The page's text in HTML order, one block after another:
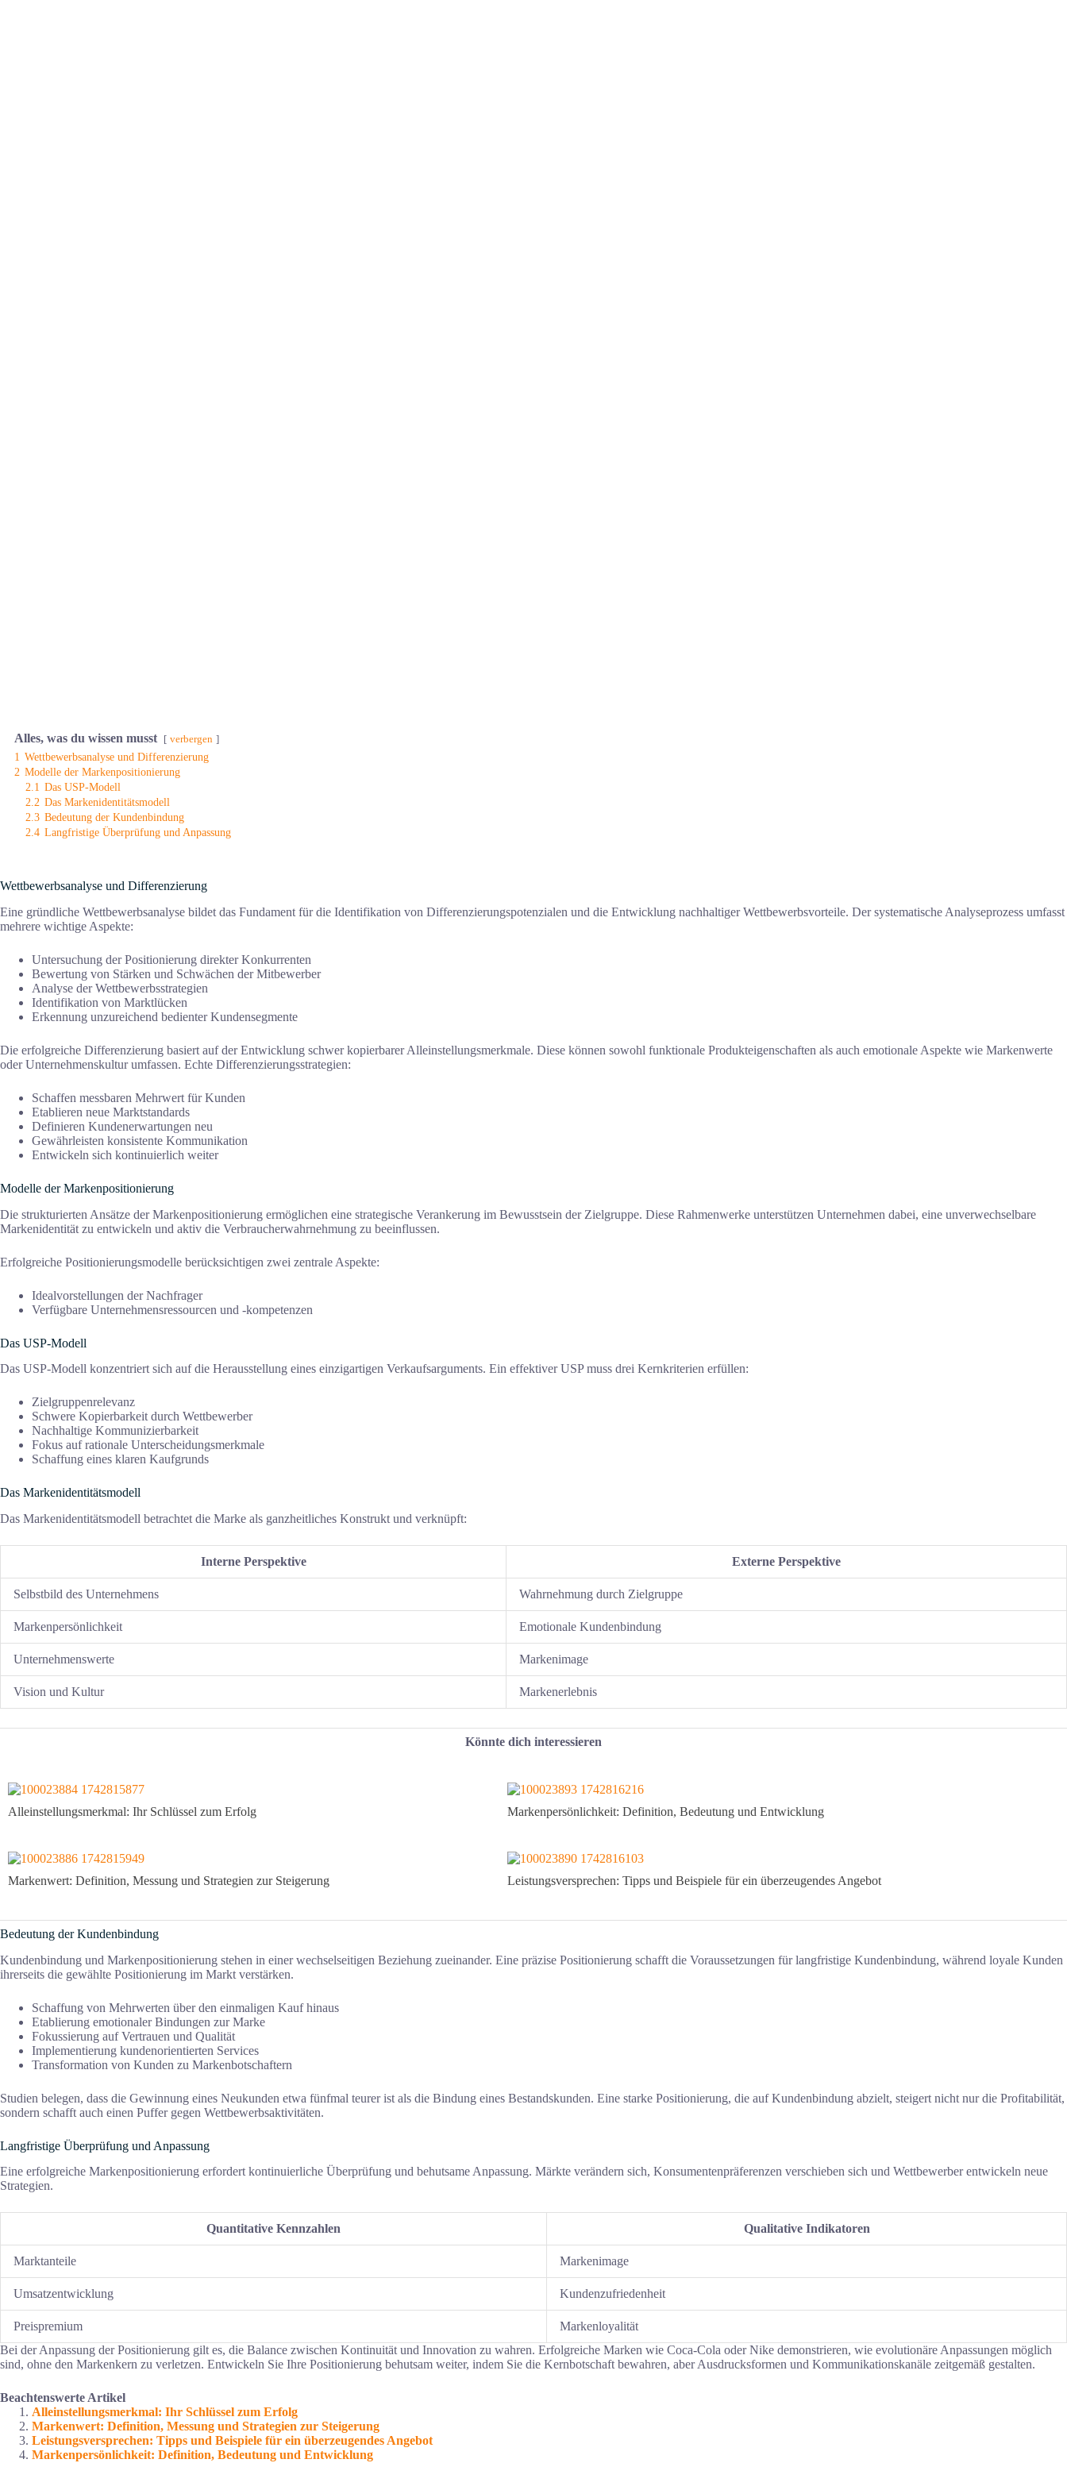
Alles, was du wissen musst verbergen
1 Wettbewerbsanalyse und Differenzierung
2 Modelle der Markenpositionierung
2.1 Das USP-Modell
2.2 Das Markenidentitätsmodell
2.3 Bedeutung der Kundenbindung
2.4 Langfristige Überprüfung und Anpassung
Wettbewerbsanalyse und Differenzierung
Eine gründliche Wettbewerbsanalyse bildet das Fundament für die Identifikation von Differenzierungspotenzialen und die Entwicklung nachhaltiger Wettbewerbsvorteile. Der systematische Analyseprozess umfasst
mehrere wichtige Aspekte:
Untersuchung der Positionierung direkter Konkurrenten
Bewertung von Stärken und Schwächen der Mitbewerber
Analyse der Wettbewerbsstrategien
Identifikation von Marktlücken
Erkennung unzureichend bedienter Kundensegmente
Die erfolgreiche Differenzierung basiert auf der Entwicklung schwer kopierbarer Alleinstellungsmerkmale. Diese können sowohl funktionale Produkteigenschaften als auch emotionale Aspekte wie Markenwerte
oder Unternehmenskultur umfassen. Echte Differenzierungsstrategien:
Schaffen messbaren Mehrwert für Kunden
Etablieren neue Marktstandards
Definieren Kundenerwartungen neu
Gewährleisten konsistente Kommunikation
Entwickeln sich kontinuierlich weiter
Modelle der Markenpositionierung
Die strukturierten Ansätze der Markenpositionierung ermöglichen eine strategische Verankerung im Bewusstsein der Zielgruppe. Diese Rahmenwerke unterstützen Unternehmen dabei, eine unverwechselbare
Markenidentität zu entwickeln und aktiv die Verbraucherwahrnehmung zu beeinflussen.
Erfolgreiche Positionierungsmodelle berücksichtigen zwei zentrale Aspekte:
Idealvorstellungen der Nachfrager
Verfügbare Unternehmensressourcen und -kompetenzen
Das USP-Modell
Das USP-Modell konzentriert sich auf die Herausstellung eines einzigartigen Verkaufsarguments. Ein effektiver USP muss drei Kernkriterien erfüllen:
Zielgruppenrelevanz
Schwere Kopierbarkeit durch Wettbewerber
Nachhaltige Kommunizierbarkeit
Fokus auf rationale Unterscheidungsmerkmale
Schaffung eines klaren Kaufgrunds
Das Markenidentitätsmodell
Das Markenidentitätsmodell betrachtet die Marke als ganzheitliches Konstrukt und verknüpft:
Interne Perspektive Externe Perspektive
Selbstbild des Unternehmens Wahrnehmung durch Zielgruppe
Markenpersönlichkeit Emotionale Kundenbindung
Unternehmenswerte Markenimage
Vision und Kultur Markenerlebnis
Könnte dich interessieren
Alleinstellungsmerkmal: Ihr Schlüssel zum Erfolg Markenpersönlichkeit: Definition, Bedeutung und Entwicklung
Markenwert: Definition, Messung und Strategien zur Steigerung Leistungsversprechen: Tipps und Beispiele für ein überzeugendes Angebot
Bedeutung der Kundenbindung
Kundenbindung und Markenpositionierung stehen in einer wechselseitigen Beziehung zueinander. Eine präzise Positionierung schafft die Voraussetzungen für langfristige Kundenbindung, während loyale Kunden
ihrerseits die gewählte Positionierung im Markt verstärken.
Schaffung von Mehrwerten über den einmaligen Kauf hinaus
Etablierung emotionaler Bindungen zur Marke
Fokussierung auf Vertrauen und Qualität
Implementierung kundenorientierten Services
Transformation von Kunden zu Markenbotschaftern
Studien belegen, dass die Gewinnung eines Neukunden etwa fünfmal teurer ist als die Bindung eines Bestandskunden. Eine starke Positionierung, die auf Kundenbindung abzielt, steigert nicht nur die Profitabilität,
sondern schafft auch einen Puffer gegen Wettbewerbsaktivitäten.
Langfristige Überprüfung und Anpassung
Eine erfolgreiche Markenpositionierung erfordert kontinuierliche Überprüfung und behutsame Anpassung. Märkte verändern sich, Konsumentenpräferenzen verschieben sich und Wettbewerber entwickeln neue
Strategien.
Quantitative Kennzahlen Qualitative Indikatoren
Marktanteile Markenimage
Umsatzentwicklung Kundenzufriedenheit
Preispremium
Markenloyalität
Bei der Anpassung der Positionierung gilt es, die Balance zwischen Kontinuität und Innovation zu wahren. Erfolgreiche Marken wie Coca-Cola oder Nike demonstrieren, wie evolutionäre Anpassungen möglich
sind, ohne den Markenkern zu verletzen. Entwickeln Sie Ihre Positionierung behutsam weiter, indem Sie die Kernbotschaft bewahren, aber Ausdrucksformen und Kommunikationskanäle zeitgemäß gestalten.
Beachtenswerte Artikel
Alleinstellungsmerkmal: Ihr Schlüssel zum Erfolg
Markenwert: Definition, Messung und Strategien zur Steigerung
Leistungsversprechen: Tipps und Beispiele für ein überzeugendes Angebot
Markenpersönlichkeit: Definition, Bedeutung und Entwicklung